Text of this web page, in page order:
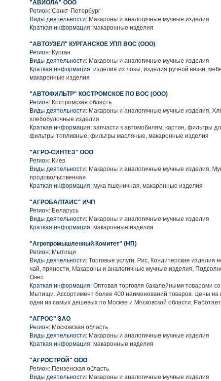
"АВИОЛА" ООО
Регион: Санкт-Петербург
Виды деятельности: Макароны и аналогичные мучные изделия
Краткая информация: макаронные изделия
"АВТОУЗЕЛ" КУРГАНСКОЕ УПП ВОС (ООО)
Регион: Курган
Виды деятельности: Макароны и аналогичные мучные изделия
Краткая информация: изделия из лозы, изделия ручной вязки,
макаронные изделия
"АВТОФИЛЬТР" КОСТРОМСКОЕ ПО ВОС (ООО)
Регион: Костромская область
Виды деятельности: Макароны и аналогичные мучные изделия,
хлебобулочные изделия
Краткая информация: запчасти к автомобилям, картон, фильтры
фильтры топливные, фильтры масляные, макаронные изделия
"АГРО-СИНТЕЗ" ООО
Регион: Киев
Виды деятельности: Макароны и аналогичные мучные изделия,
продовольственная
Краткая информация: мука пшеничная, макаронные изделия
"АГРОБАЛТАИС" ИЧП
Регион: Беларусь
Виды деятельности: Макароны и аналогичные мучные изделия
Краткая информация: макаронные изделия
"Агропромышленный Комитет" (НП)
Регион: Мытищи
Виды деятельности: Торговые услуги, Рис, Кондитерские изделия
чай, пряности, Макароны и аналогичные мучные изделия,
Овес
Краткая информация: Оптовая торговля бакалейными товарами со
Мытищи. Ассортимент более 400 наименований товаров. Цены на
одни из самых дешевых по Москве и Московской области.
"АГРОС" ЗАО
Регион: Московская область
Виды деятельности: Макароны и аналогичные мучные изделия
Краткая информация: макаронные изделия
"АГРОСТРОЙ" ООО
Регион: Пензенская область
Виды деятельности: Макароны и аналогичные мучные изделия